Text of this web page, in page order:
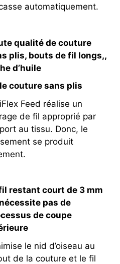
automatiquement.
qualité de couture
plis, bouts de fil longs,,
d’huile
couture sans plis
Feed réalise un
de fil approprié par
au tissu. Donc, le
se produit
restant court de 3 mm
pas de
de coupe
le nid d’oiseau au
de la couture et le fil